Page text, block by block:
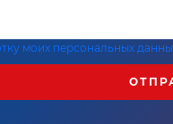
моих персональных